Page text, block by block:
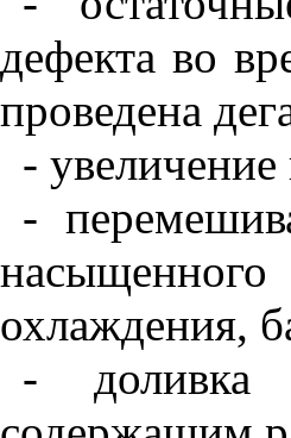
дефекта во
проведена
- увеличение
-
охлаждения,
- доливка